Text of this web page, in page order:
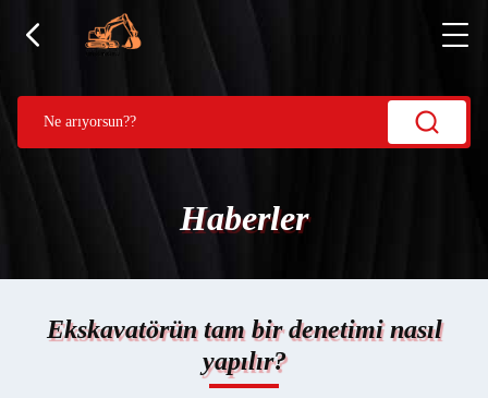
Haberler
Ekskavatörün tam bir denetimi nasıl
yapılır?